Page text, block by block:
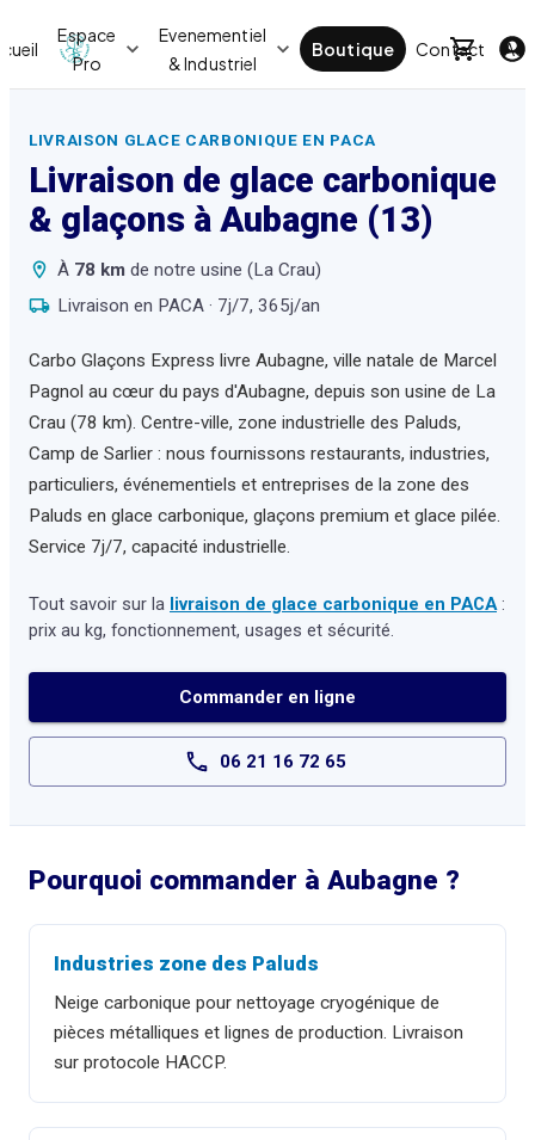
Espace
Pro
Evenementiel
& Industriel
Boutique Contact
LIVRAISON GLACE CARBONIQUE EN PACA
Livraison de glace carbonique
& glaçons à Aubagne (13)
À 78 km de notre usine (La Crau)
Livraison en PACA · 7j/7, 365j/an
Carbo Glaçons Express livre Aubagne, ville natale de Marcel
Pagnol au cœur du pays d'Aubagne, depuis son usine de La
Crau (78 km). Centre-ville, zone industrielle des Paluds,
Camp de Sarlier : nous fournissons restaurants, industries,
particuliers, événementiels et entreprises de la zone des
Paluds en glace carbonique, glaçons premium et glace pilée.
Service 7j/7, capacité industrielle.
Tout savoir sur la livraison de glace carbonique en PACA :
prix au kg, fonctionnement, usages et sécurité.
Commander en ligne
06 21 16 72 65
Pourquoi commander à Aubagne ?
Industries zone des Paluds
Neige carbonique pour nettoyage cryogénique de
pièces métalliques et lignes de production. Livraison
sur protocole HACCP.